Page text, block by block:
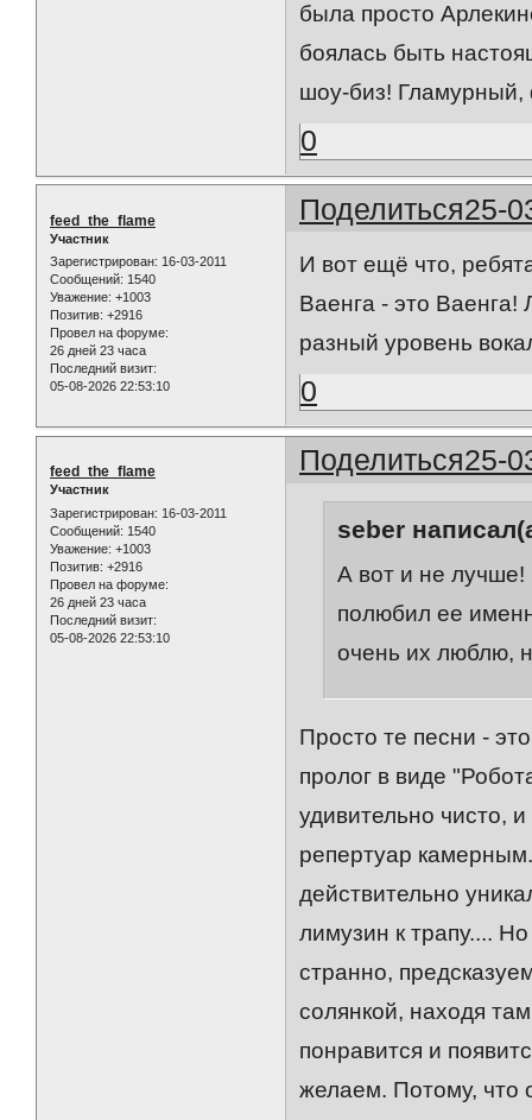
была просто
боялась быть
шоу-биз!
0
Поделиться25-
feed_the_flame
Участник
Зарегистрирован: 16-03-2011
Сообщений: 1540
Уважение: +1003
Позитив: +2916
Провел на форуме:
26 дней 23 часа
Последний визит:
05-08-2026 22:53:10
И вот ещё что,
Ваенга - это Ваенга!
разный уровень
0
Поделиться25-
feed_the_flame
Участник
Зарегистрирован: 16-03-2011
Сообщений: 1540
Уважение: +1003
Позитив: +2916
Провел на форуме:
26 дней 23 часа
Последний визит:
05-08-2026 22:53:10
seber
А вот и не
полюбил ее
очень их люблю,
Просто те песни -
пролог в виде
удивительно чисто,
репертуар
действительно
лимузин к трапу....
странно,
солянкой, находя
понравится и
желаем. Потому,